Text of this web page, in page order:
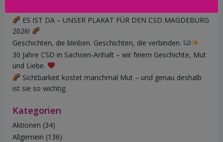
ES IST DA – UNSER PLAKAT FÜR DEN CSD MAGDEBURG
2026!
Geschichten, die bleiben. Geschichten, die verbinden.
30 Jahre CSD in Sachsen-Anhalt – wir feiern Geschichte, Mut
und Liebe.
Sichtbarkeit kostet manchmal Mut – und genau deshalb
ist sie so wichtig.
Kategorien
Aktionen (34)
Allgemein (136)